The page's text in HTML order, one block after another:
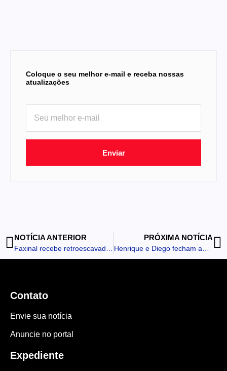
Coloque o seu melhor e-mail e receba nossas
atualizações
Enviar
NOTÍCIA ANTERIOR
Faxinal recebe retroescavadeira adquirida por convênio com o Estado
PRÓXIMA NOTÍCIA
Henrique e Diego fecham aniversário de São João do Ivaí
Contato
Envie sua notícia
Anuncie no portal
Expediente